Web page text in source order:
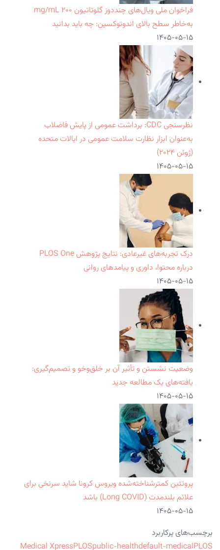
فراخوان ملی ویال‌های چنددوز گلوتاتیون ۲۰۰ mg/mL
به‌خاطر سطح بالای اندوتوکسین: چه باید بدانید
۱۴۰۵-۰۵-۱۵
نظرسنجی CDC: برداشت عمومی از پایش فاضلاب
به‌عنوان ابزار نظارت سلامت عمومی در ایالات متحده
(ژوئن ۲۰۲۴)
۱۴۰۵-۰۵-۱۵
درک تجربه‌های غیرعادی: نتایج پژوهش PLOS One
درباره محتوا، داوری و پیامدهای روانی
۱۴۰۵-۰۵-۱۵
وضعیت نشستن و تأثیر آن بر خلق‌وخو و تصمیم‌گیری:
یافته‌های یک مطالعه جدید
۱۴۰۵-۰۵-۱۵
پروتئین کمترشناخته‌شده ویروس کرونا شاید سرنخی برای
علائم بلندمدت (Long COVID) باشد
۱۴۰۵-۰۵-۱۵
برچسب‌های پرکاربرد
Medical XpressPLOSpublic-healthdefault-medicalPLOS